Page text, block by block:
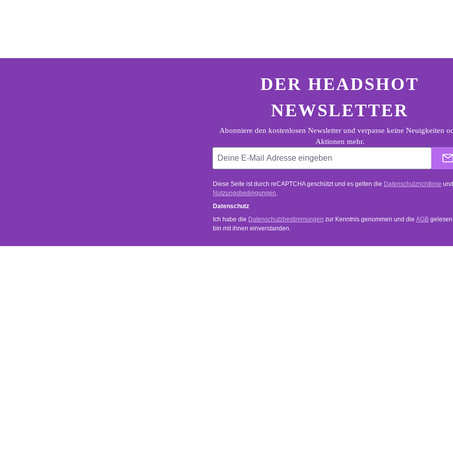
DER HEADSHOT
NEWSLETTER
Abonniere den kostenlosen Newsletter und verpasse keine Neuigkeiten
Aktionen mehr.
Diese Seite ist durch reCAPTCHA geschützt und es gelten die Datenschutzrichtlinie und
Nutzungsbedingungen
Datenschutz
Ich habe die Datenschutzbestimmungen zur Kenntnis genommen und dieAGB
bin mit ihnen einverstanden.